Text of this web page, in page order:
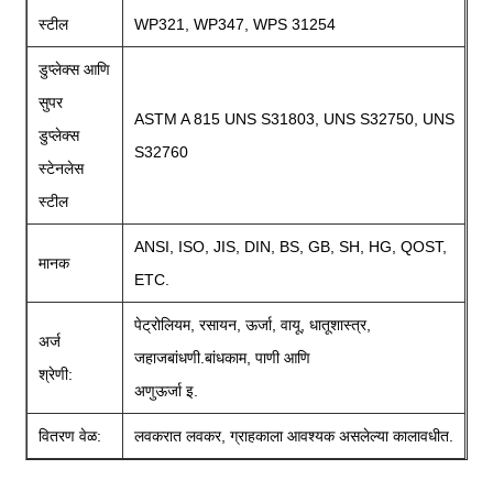
स्टील
WP321, WP347, WPS 31254
डुप्लेक्स आणि
सुपर
डुप्लेक्स
स्टेनलेस
स्टील
ASTM A 815 UNS S31803, UNS S32750, UNS
S32760
मानक
ANSI, ISO, JIS, DIN, BS, GB, SH, HG, QOST,
ETC.
अर्ज
श्रेणी:
पेट्रोलियम, रसायन, ऊर्जा, वायू, धातूशास्त्र,
जहाजबांधणी.बांधकाम, पाणी आणि
अणुऊर्जा इ.
वितरण वेळ: लवकरात लवकर, ग्राहकाला आवश्यक असलेल्या कालावधीत.